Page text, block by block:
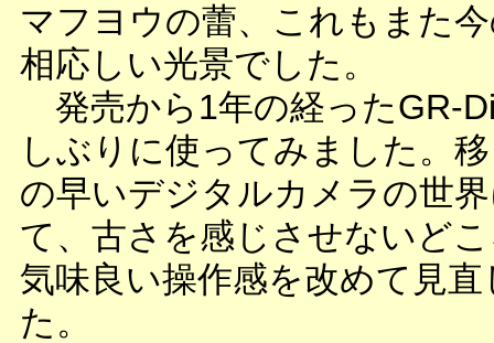
マフヨウの蕾、これもまた
相応しい光景でした。
発売から1年の経ったGR-
しぶりに使ってみました。
の早いデジタルカメラの世
て、古さを感じさせないど
気味良い操作感を改めて見直
た。